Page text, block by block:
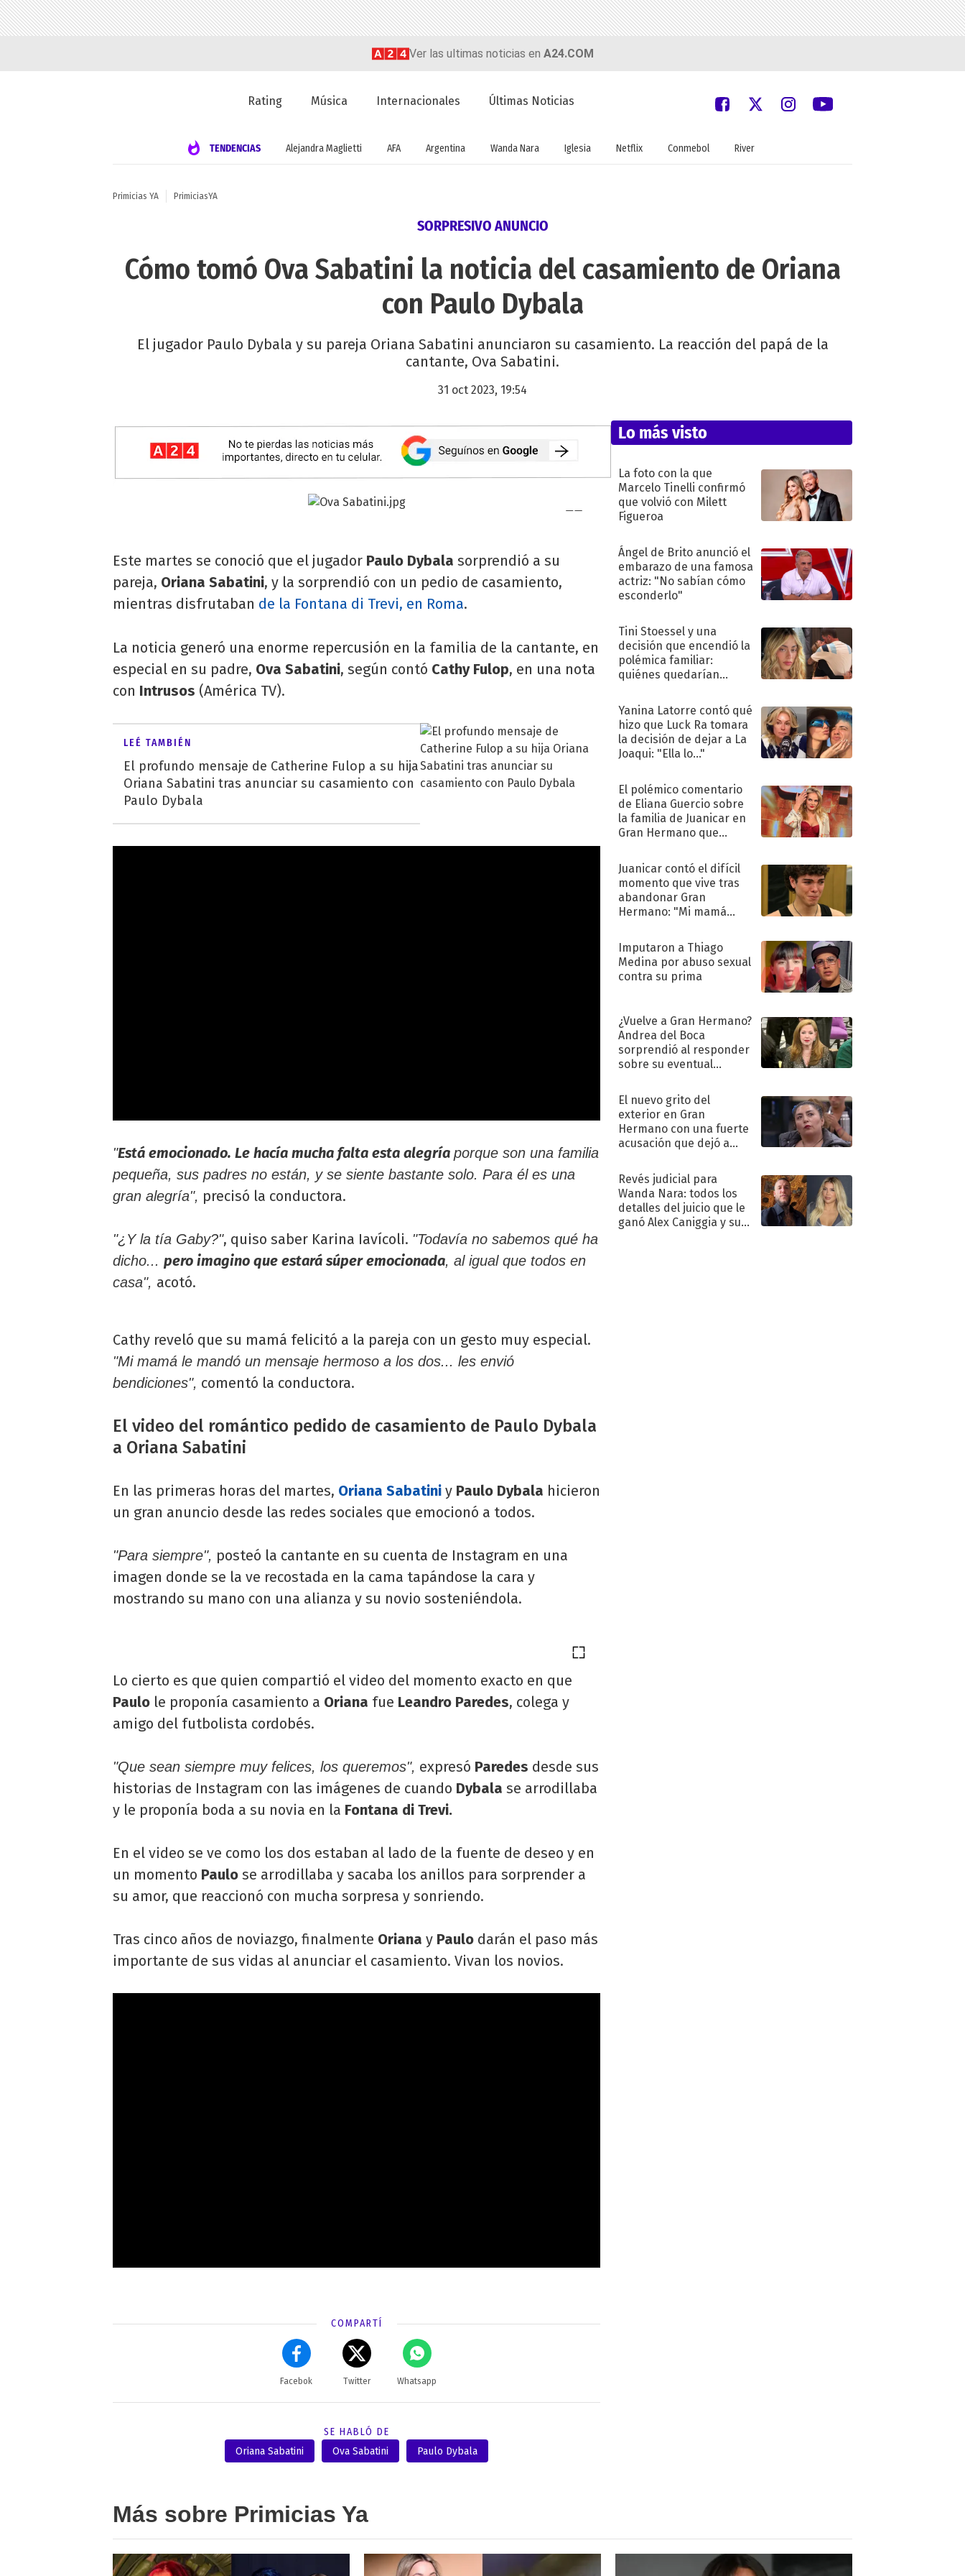
Ver las ultimas noticias en A24.COM
Rating Música Internacionales Últimas Noticias
TENDENCIAS Alejandra Maglietti AFA Argentina Wanda Nara Iglesia Netflix Conmebol River
Primicias YA PrimiciasYA
SORPRESIVO ANUNCIO
Cómo tomó Ova Sabatini la noticia del casamiento de Oriana
con Paulo Dybala
El jugador Paulo Dybala y su pareja Oriana Sabatini anunciaron su casamiento. La reacción del papá de la
cantante, Ova Sabatini.
31 oct 2023, 19:54
Este martes se conoció que el jugador Paulo Dybala sorprendió a su
pareja, Oriana Sabatini, y la sorprendió con un pedio de casamiento,
mientras disfrutaban de la Fontana di Trevi, en Roma.
La noticia generó una enorme repercusión en la familia de la cantante, en
especial en su padre, Ova Sabatini, según contó Cathy Fulop, en una nota
con Intrusos (América TV).
LEÉ TAMBIÉN
El profundo mensaje de Catherine Fulop a su hija
Oriana Sabatini tras anunciar su casamiento con
Paulo Dybala
"Está emocionado. Le hacía mucha falta esta alegría porque son una familia
pequeña, sus padres no están, y se siente bastante solo. Para él es una
gran alegría", precisó la conductora.
"¿Y la tía Gaby?", quiso saber Karina Iavícoli. "Todavía no sabemos qué ha
dicho... pero imagino que estará súper emocionada, al igual que todos en
casa", acotó.
Cathy reveló que su mamá felicitó a la pareja con un gesto muy especial.
"Mi mamá le mandó un mensaje hermoso a los dos... les envió
bendiciones", comentó la conductora.
El video del romántico pedido de casamiento de Paulo Dybala
a Oriana Sabatini
En las primeras horas del martes, Oriana Sabatini y Paulo Dybala hicieron
un gran anuncio desde las redes sociales que emocionó a todos.
"Para siempre", posteó la cantante en su cuenta de Instagram en una
imagen donde se la ve recostada en la cama tapándose la cara y
mostrando su mano con una alianza y su novio sosteniéndola.
Lo cierto es que quien compartió el video del momento exacto en que
Paulo le proponía casamiento a Oriana fue Leandro Paredes, colega y
amigo del futbolista cordobés.
"Que sean siempre muy felices, los queremos", expresó Paredes desde sus
historias de Instagram con las imágenes de cuando Dybala se arrodillaba
y le proponía boda a su novia en la Fontana di Trevi.
En el video se ve como los dos estaban al lado de la fuente de deseo y en
un momento Paulo se arrodillaba y sacaba los anillos para sorprender a
su amor, que reaccionó con mucha sorpresa y sonriendo.
Tras cinco años de noviazgo, finalmente Oriana y Paulo darán el paso más
importante de sus vidas al anunciar el casamiento. Vivan los novios.
COMPARTÍ
Facebok Twitter Whatsapp
SE HABLÓ DE
Oriana Sabatini
Ova Sabatini Paulo Dybala
Lo más visto
La foto con la que
Marcelo Tinelli confirmó
que volvió con Milett
Figueroa
Ángel de Brito anunció el
embarazo de una famosa
actriz: "No sabían cómo
esconderlo"
Tini Stoessel y una
decisión que encendió la
polémica familiar:
quiénes quedarían
Yanina Latorre contó qué
hizo que Luck Ra tomara
la decisión de dejar a La
Joaqui: "Ella lo..."
El polémico comentario
de Eliana Guercio sobre
la familia de Juanicar en
Gran Hermano que
Juanicar contó el difícil
momento que vive tras
abandonar Gran
Hermano: "Mi mamá
Imputaron a Thiago
Medina por abuso sexual
contra su prima
¿Vuelve a Gran Hermano?
Andrea del Boca
sorprendió al responder
sobre su eventual
El nuevo grito del
exterior en Gran
Hermano con una fuerte
acusación que dejó a
"Traidora"
Revés judicial para
Wanda Nara: todos los
detalles del juicio que le
ganó Alex Caniggia y sus
Más sobre Primicias Ya